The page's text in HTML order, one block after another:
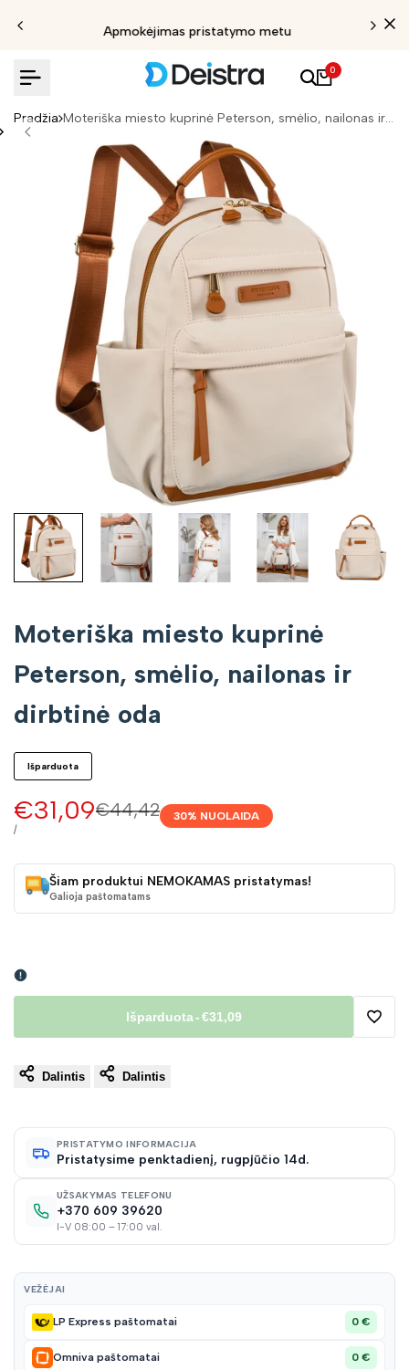
Apmokėjimas pristatymo metu
0
Pradžia Moteriška miesto kuprinė Peterson, smėlio, nailonas ir dirbtinė oda
Moteriška miesto kuprinė
Peterson, smėlio, nailonas ir
dirbtinė oda
Išparduota
Įprasta
€44,42
Pardavimo
kaina
€31,09
VIENETO
/
30% NUOLAIDA
Šiam produktui NEMOKAMAS pristatymas!
Galioja paštomatams
Išparduota-€31,09
Dalintis Dalintis
PRISTATYMO INFORMACIJA
Pristatysime penktadienį, rugpjūčio 14d.
UŽSAKYMAS TELEFONU
+370 609 39620
I-V 08:00 – 17:00 val.
VEŽĖJAI
LP Express paštomatai 0 €
Omniva paštomatai 0 €